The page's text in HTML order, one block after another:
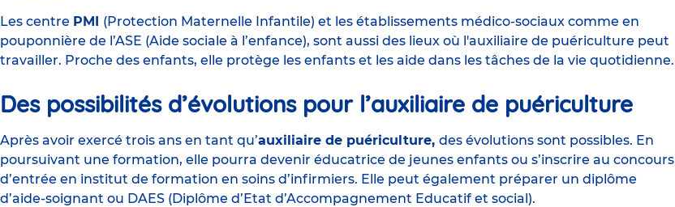
Les centre PMI (Protection Maternelle Infantile) et les établissements médico-sociaux comme en
pouponnière de l’ASE (Aide sociale à l’enfance), sont aussi des lieux où l'auxiliaire de puériculture peut
travailler. Proche des enfants, elle protège les enfants et les aide dans les tâches de la vie quotidienne.
Des possibilités d’évolutions pour l’auxiliaire de puériculture
Après avoir exercé trois ans en tant qu’auxiliaire de puériculture, des évolutions sont possibles. En
poursuivant une formation, elle pourra devenir éducatrice de jeunes enfants ou s’inscrire au concours
d’entrée en institut de formation en soins d’infirmiers. Elle peut également préparer un diplôme
d’aide-soignant ou DAES (Diplôme d’Etat d’Accompagnement Educatif et social).